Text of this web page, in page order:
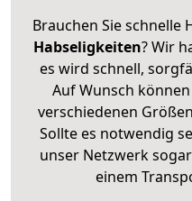
Brauchen Sie schnelle
Habseligkeiten? Wir
es wird schnell,
Auf Wunsch
verschiedenen
Sollte es notwendig
unser Netzwerk
einem